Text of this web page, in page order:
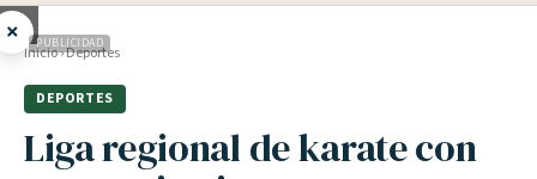
× PUBLICIDAD
Inicio›Deportes
DEPORTES
Liga regional de karate con